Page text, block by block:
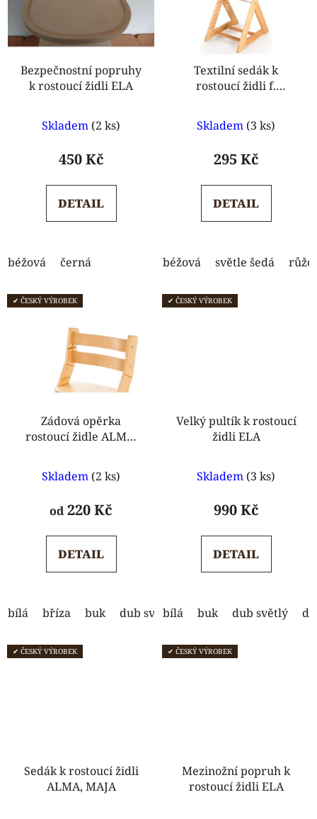
Bezpečnostní popruhy
k rostoucí židli ELA
Skladem (2 ks)
450 Kč
DETAIL
béžová černá
Textilní sedák k
rostoucí židli f.
hodnocení
produktu
5,0
z
Skladem (3 ks)
295 Kč
DETAIL
béžová světle šedá
✔ ČESKÝ VÝROBEK
Zádová opěrka
rostoucí židle ALMA,
hodnocení
produktu
5,0
z
Skladem (2 ks)
od220 Kč
DETAIL
bílá bříza buk dub světlý dub tmavý ořech
✔ ČESKÝ VÝROBEK
Velký pultík k rostoucí
židli ELA
hodnocení
produktu
5,0
z
Skladem (3 ks)
990 Kč
DETAIL
bílá buk dub světlý
✔ ČESKÝ VÝROBEK
Sedák k rostoucí židli
ALMA, MAJA
✔ ČESKÝ VÝROBEK
Mezinožní popruh k
rostoucí židli ELA